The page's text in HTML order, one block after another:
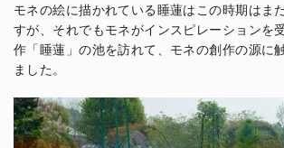
モネの絵に描かれている睡蓮はこの時期はま
すが、それでもモネがインスピレーションを
作「睡蓮」の池を訪れて、モネの創作の源に
ました。